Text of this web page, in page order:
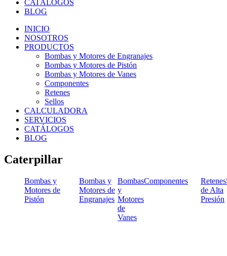
CATÁLOGOS
BLOG
INICIO
NOSOTROS
PRODUCTOS
Bombas y Motores de Engranajes
Bombas y Motores de Pistón
Bombas y Motores de Vanes
Componentes
Retenes
Sellos
CALCULADORA
SERVICIOS
CATÁLOGOS
BLOG
Caterpillar
Bombas y
Motores de
Pistón
Bombas y
Motores de
Engranajes
Bombas
y
Motores
de
Vanes
Componentes
Retenes
de Alta
Presión